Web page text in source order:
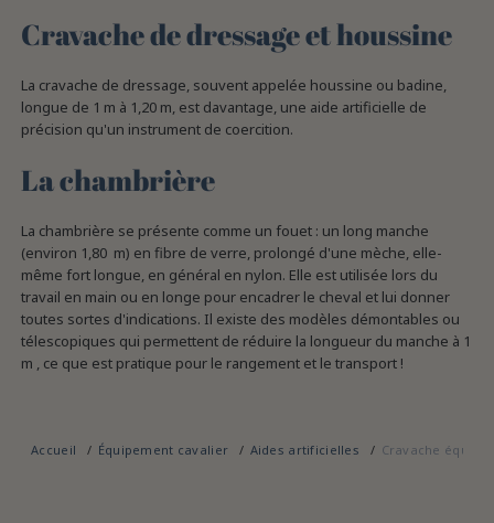
Cravache de dressage et houssine
La cravache de dressage, souvent appelée houssine ou badine,
longue de 1 m à 1,20 m, est davantage, une aide artificielle de
précision qu'un instrument de coercition.
La chambrière
La chambrière se présente comme un fouet : un long manche
(environ 1,80 m) en fibre de verre, prolongé d'une mèche, elle-
même fort longue, en général en nylon. Elle est utilisée lors du
travail en main ou en longe pour encadrer le cheval et lui donner
toutes sortes d'indications. Il existe des modèles démontables ou
télescopiques qui permettent de réduire la longueur du manche à 1
m , ce que est pratique pour le rangement et le transport !
Accueil Équipement cavalier Aides artificielles Cravache